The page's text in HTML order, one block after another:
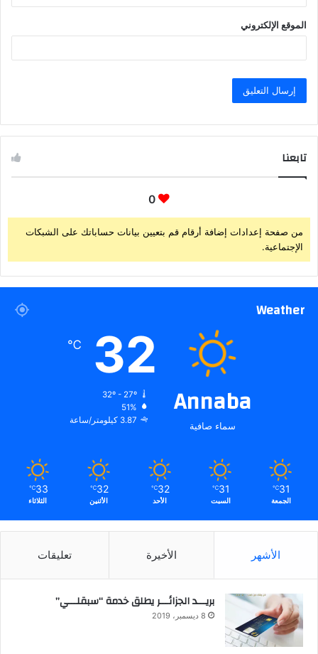
الموقع الإلكتروني
تابعنا
0
من صفحة إعدادات إضافة أرقام قم بتعيين بيانات حساباتك على الشبكات
الإجتماعية.
Weather
Annaba
سماء صافية
32
℃
32º - 27º
51%
3.87 كيلومتر/ساعة
31
℃
الجمعة
31
℃
السبت
32
℃
الأحد
32
℃
الأثنين
33
℃
الثلاثاء
الأشهر الأخيرة تعليقات
بريـــد الجزائـــر يطلق خدمة “سبقلـــي”
8 ديسمبر، 2019